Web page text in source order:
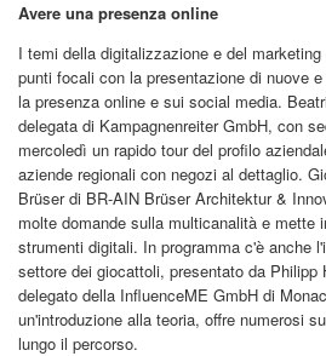
Avere una presenza online
I temi della digitalizzazione e del
punti focali con la presentazione di nuove
la presenza online e sui social media.
delegata di Kampagnenreiter GmbH, con
mercoledì un rapido tour del profilo
aziende regionali con negozi al dettaglio.
Brüser di BR-AIN Brüser Architektur &
molte domande sulla multicanalità e mette
strumenti digitali. In programma c'è anche
settore dei giocattoli, presentato da Philipp
delegato della InfluenceME GmbH di
un'introduzione alla teoria, offre numerosi
lungo il percorso.